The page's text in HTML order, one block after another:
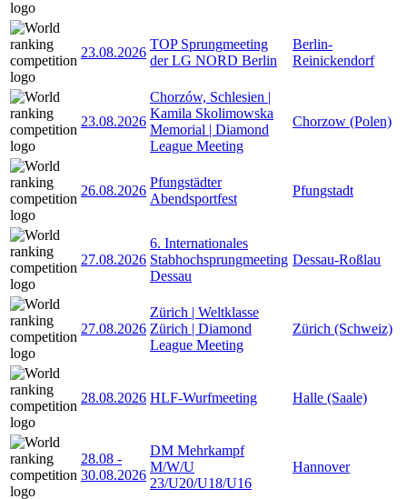
23.08.2026
TOP Sprungmeeting
der LG NORD Berlin
Berlin-
Reinickendorf
23.08.2026
Chorzów, Schlesien |
Kamila Skolimowska
Memorial | Diamond
League Meeting
Chorzow (Polen)
26.08.2026
Pfungstädter
Abendsportfest
Pfungstadt
27.08.2026
6. Internationales
Stabhochsprungmeeting
Dessau
Dessau-Roßlau
27.08.2026
Zürich | Weltklasse
Zürich | Diamond
League Meeting
Zürich (Schweiz)
28.08.2026 HLF-Wurfmeeting Halle (Saale)
28.08 -
30.08.2026
DM Mehrkampf
M/W/U
23/U20/U18/U16
Hannover